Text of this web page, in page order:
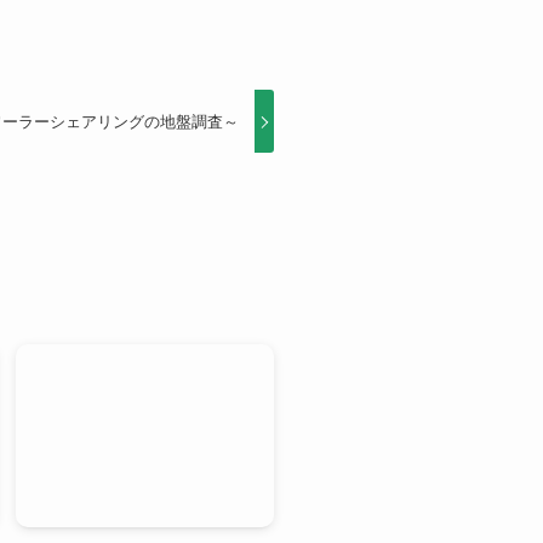
ラーシェアリングの地盤調査～